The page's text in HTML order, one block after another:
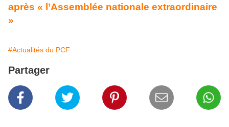
après « l’Assemblée nationale extraordinaire
»
#Actualités du PCF
Partager